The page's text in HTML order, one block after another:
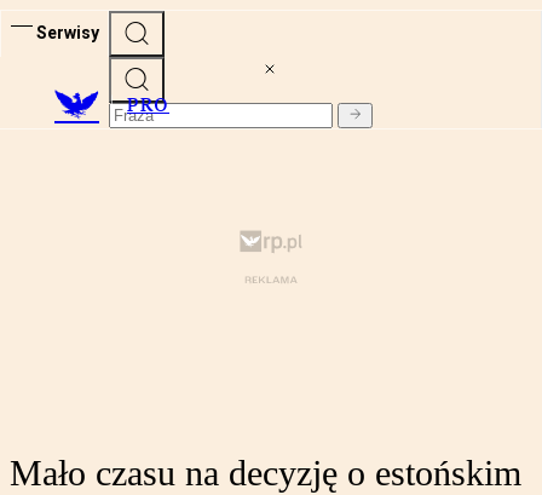
Serwisy
PRO
Mało czasu na decyzję o estońskim